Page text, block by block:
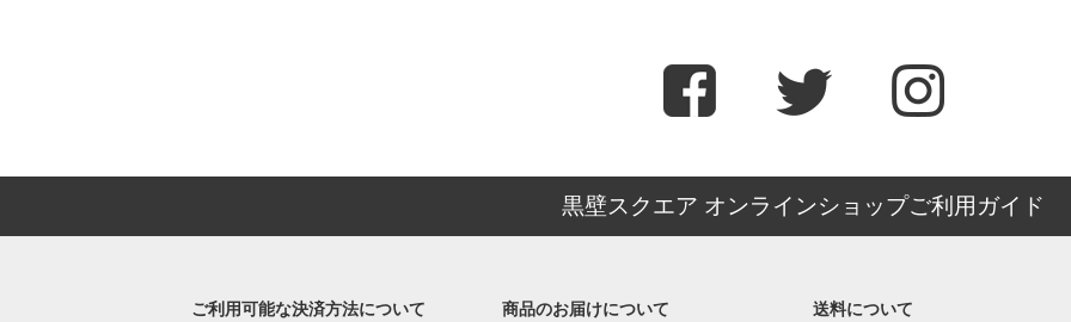
黒壁スクエア オンラインショップご利用ガイド
ご利用可能な決済方法について 商品のお届けについて 送料について